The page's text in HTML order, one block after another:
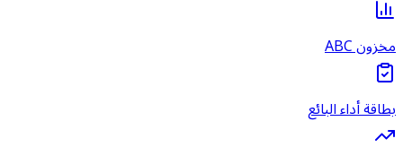
مخزون ABC
بطاقة أداء البائع